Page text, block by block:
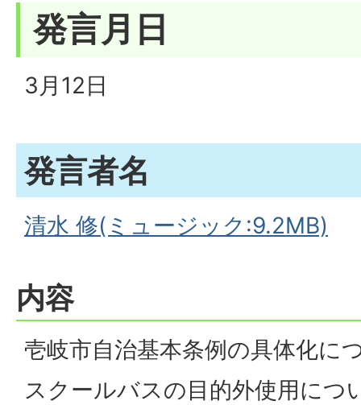
発言月日
3月12日
発言者名
清水 修(ミュージック:9.2MB)
内容
壱岐市自治基本条例の具体化に
スクールバスの目的外使用につ